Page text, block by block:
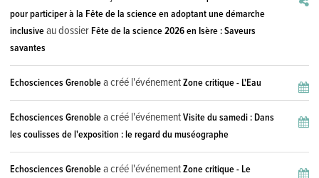
pour participer à la Fête de la science en adoptant une démarche
inclusiveau dossierFête de la science 2026 en Isère : Saveurs
savantes
Echosciences Grenoblea créé l'événementZone critique - L'Eau
Echosciences Grenoblea créé l'événementVisite du samedi : Dans
les coulisses de l'exposition : le regard du muséographe
Echosciences Grenoblea créé l'événementZone critique - Le